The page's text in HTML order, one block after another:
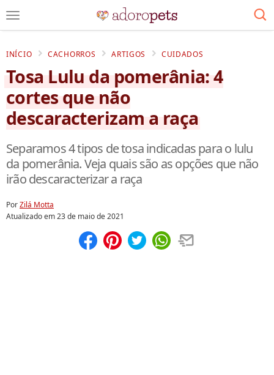
INÍCIO CACHORROS ARTIGOS CUIDADOS
Tosa Lulu da pomerânia: 4
cortes que não
descaracterizam a raça
Separamos 4 tipos de tosa indicadas para o lulu
da pomerânia. Veja quais são as opções que não
irão descaracterizar a raça
PorZilá Motta
Atualizado em23 de maio de 2021